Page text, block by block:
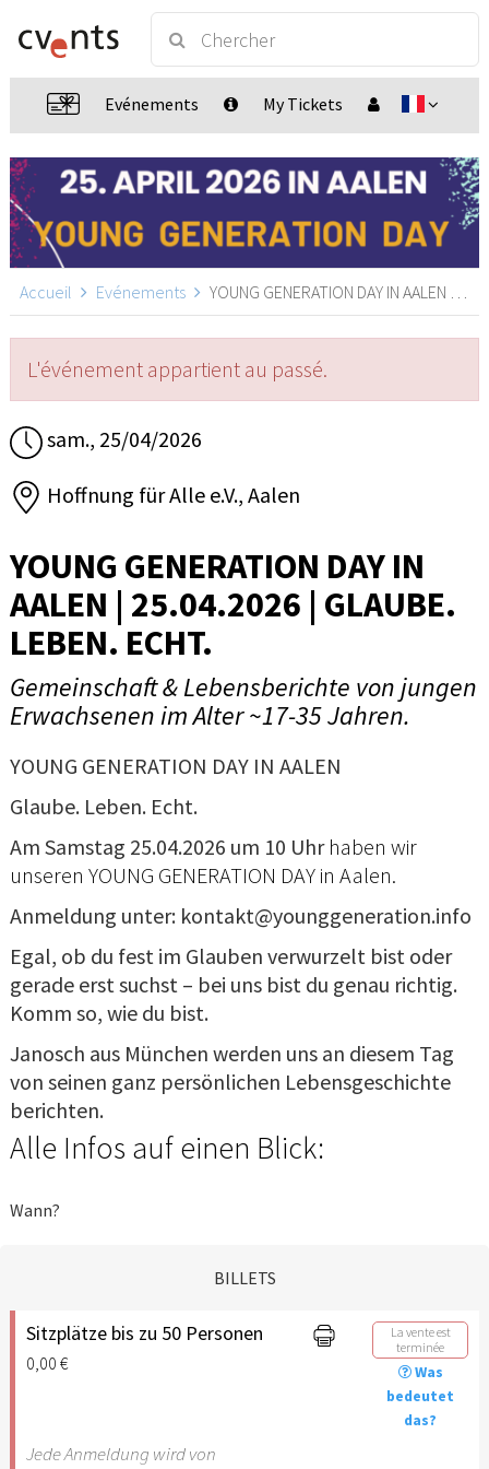
Evénements My Tickets
Accueil Evénements YOUNG GENERATION DAY IN AALEN | 25.04.2026 | GLAUBE. LEBEN. ECHT., Aalen
L'événement appartient au passé.
sam., 25/04/2026
Hoffnung für Alle e.V., Aalen
YOUNG GENERATION DAY IN
AALEN | 25.04.2026 | GLAUBE.
LEBEN. ECHT.
Gemeinschaft & Lebensberichte von jungen
Erwachsenen im Alter ~17-35 Jahren.
YOUNG GENERATION DAY IN AALEN
Glaube. Leben. Echt.
Am Samstag 25.04.2026 um 10 Uhrhaben wir
unseren YOUNG GENERATION DAY in Aalen.
Anmeldung unter: kontakt@younggeneration.info
Egal, ob du fest im Glauben verwurzelt bist oder
gerade erst suchst – bei uns bist du genau richtig.
Komm so, wie du bist.
Janosch aus München werden uns an diesem Tag
von seinen ganz persönlichen Lebensgeschichte
berichten.
Alle Infos auf einen Blick:
Wann?
BILLETS
Sitzplätze bis zu 50 Personen
0,00 €
La vente est
terminée
Was
bedeutet
das?
Jede Anmeldung wird von